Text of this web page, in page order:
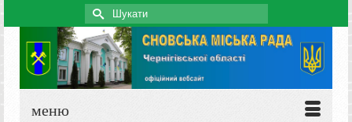
Search
for:
меню